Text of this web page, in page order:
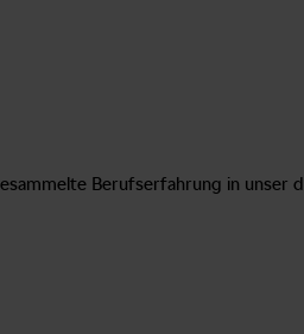
Berufserfahrung in unser